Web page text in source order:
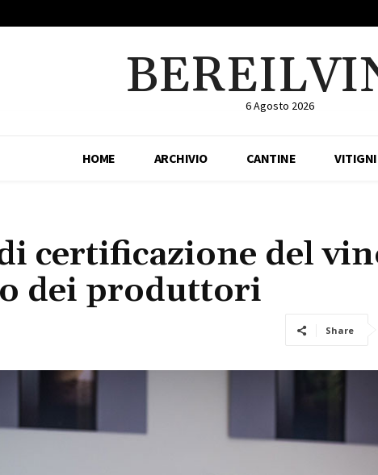
6 Agosto 2026
HOME ARCHIVIO CANTINE VITIGNI
certificazione del
dei produttori
Share